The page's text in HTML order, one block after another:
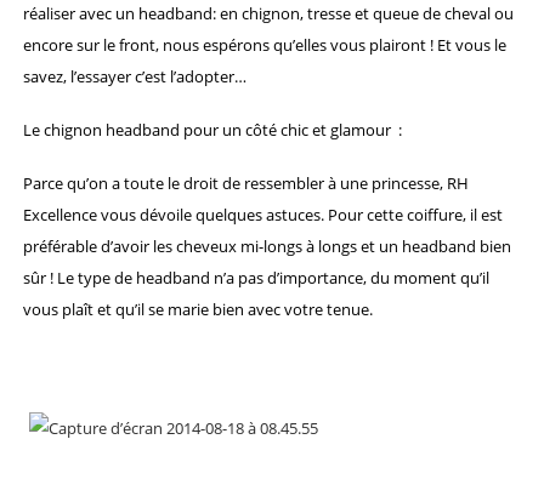
réaliser avec un headband: en chignon, tresse et queue de cheval ou
encore sur le front, nous espérons qu’elles vous plairont ! Et vous le
savez, l’essayer c’est l’adopter…
Le chignon headband pour un côté chic et glamour :
Parce qu’on a toute le droit de ressembler à une princesse, RH
Excellence vous dévoile quelques astuces. Pour cette coiffure, il est
préférable d’avoir les cheveux mi-longs à longs et un headband bien
sûr ! Le type de headband n’a pas d’importance, du moment qu’il
vous plaît et qu’il se marie bien avec votre tenue.